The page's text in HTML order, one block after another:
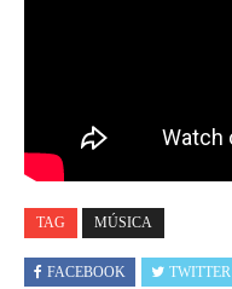
TAG MÚSICA
FACEBOOK TWITTER